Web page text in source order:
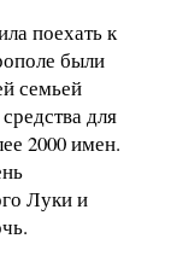
поехать к
были
семьей
для
2000 имен.
Луки и